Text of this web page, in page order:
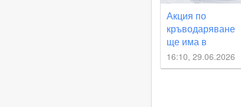
Акция по
кръводаряване
ще има в
Съединение
16:10, 29.06.2026